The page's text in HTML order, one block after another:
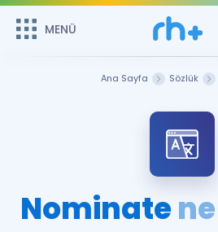
MENÜ
Sepetin Şu An
Remzi Hoca ile seni sınava
bekliyor!
MENÜ
Ana Sayfa Sözlük
Nominate